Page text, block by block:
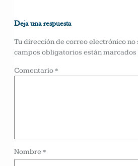
Deja una respuesta
Tu dirección de correo electrónico
campos obligatorios están marcados
Comentario *
Nombre *